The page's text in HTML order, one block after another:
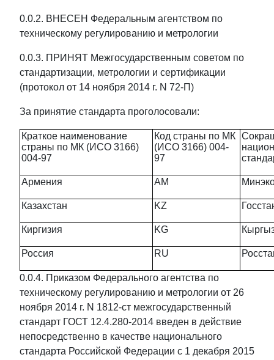
0.0.2. ВНЕСЕН Федеральным агентством по
техническому регулированию и метрологии
0.0.3. ПРИНЯТ Межгосударственным советом по
стандартизации, метрологии и сертификации
(протокол от 14 ноября 2014 г. N 72-П)
За принятие стандарта проголосовали:
Краткое наименование
страны по МК (ИСО 3166)
004-97
Код страны по МК
(ИСО 3166) 004-
97
Армения AM
Казахстан KZ
Киргизия KG
Россия RU
0.0.4. Приказом Федерального агентства по
техническому регулированию и метрологии от 26
ноября 2014 г. N 1812-ст межгосударственный
стандарт ГОСТ 12.4.280-2014 введен в действие
непосредственно в качестве национального
стандарта Российской Федерации с 1 декабря 2015